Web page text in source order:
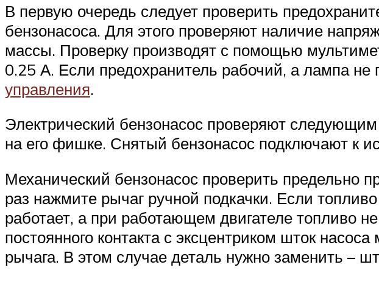
В первую очередь следует проверить
бензонасоса. Для этого проверяют наличие
массы. Проверку производят с помощью
0.25 А. Если предохранитель рабочий, а лампа не
управления.
Электрический бензонасос проверяют
на его фишке. Снятый бензонасос подключают к
Механический бензонасос проверить предельно
раз нажмите рычаг ручной подкачки. Если
работает, а при работающем двигателе топливо
постоянного контакта с эксцентриком шток
рычага. В этом случае деталь нужно заменить –